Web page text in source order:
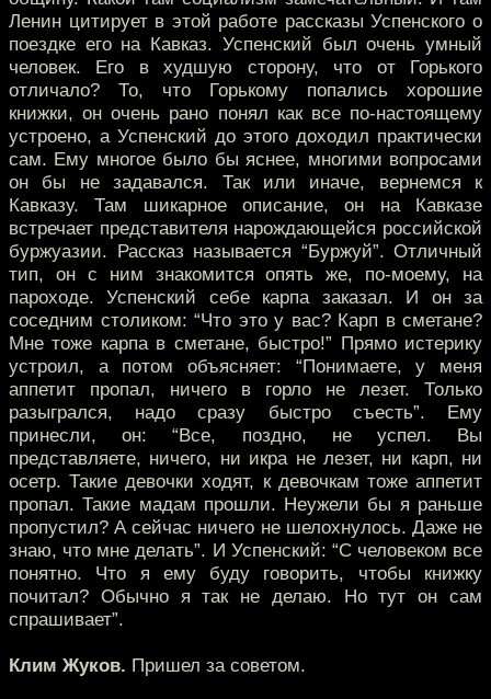
Ленин цитирует в этой работе рассказы Успенского о
поездке его на Кавказ. Успенский был очень умный
человек. Его в худшую сторону, что от Горького
отличало? То, что Горькому попались хорошие
книжки, он очень рано понял как все по-настоящему
устроено, а Успенский до этого доходил практически
сам. Ему многое было бы яснее, многими вопросами
он бы не задавался. Так или иначе, вернемся к
Кавказу. Там шикарное описание, он на Кавказе
встречает представителя нарождающейся российской
буржуазии. Рассказ называется “Буржуй”. Отличный
тип, он с ним знакомится опять же, по-моему, на
пароходе. Успенский себе карпа заказал. И он за
соседним столиком: “Что это у вас? Карп в сметане?
Мне тоже карпа в сметане, быстро!” Прямо истерику
устроил, а потом объясняет: “Понимаете, у меня
аппетит пропал, ничего в горло не лезет. Только
разыгрался, надо сразу быстро съесть”. Ему
принесли, он: “Все, поздно, не успел. Вы
представляете, ничего, ни икра не лезет, ни карп, ни
осетр. Такие девочки ходят, к девочкам тоже аппетит
пропал. Такие мадам прошли. Неужели бы я раньше
пропустил? А сейчас ничего не шелохнулось. Даже не
знаю, что мне делать”. И Успенский: “С человеком все
понятно. Что я ему буду говорить, чтобы книжку
почитал? Обычно я так не делаю. Но тут он сам
спрашивает”.
Клим Жуков. Пришел за советом.